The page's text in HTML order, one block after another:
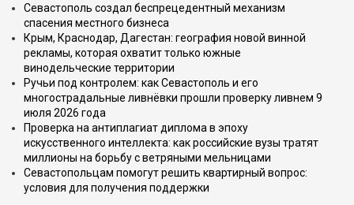
Севастополь создал беспрецедентный механизм
спасения местного бизнеса
Крым, Краснодар, Дагестан: география новой винной
рекламы, которая охватит только южные
винодельческие территории
Ручьи под контролем: как Севастополь и его
многострадальные ливнёвки прошли проверку ливнем 9
июля 2026 года
Проверка на антиплагиат диплома в эпоху
искусственного интеллекта: как российские вузы тратят
миллионы на борьбу с ветряными мельницами
Севастопольцам помогут решить квартирный вопрос:
условия для получения поддержки